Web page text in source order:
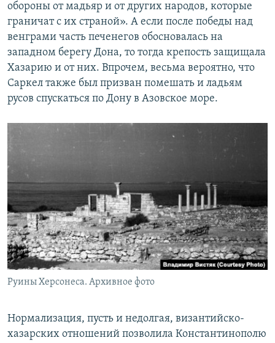
обороны от мадьяр и от других народов, которые
граничат с их страной». А если после победы над
венграми часть печенегов обосновалась на
западном берегу Дона, то тогда крепость защищала
Хазарию и от них. Впрочем, весьма вероятно, что
Саркел также был призван помешать и ладьям
русов спускаться по Дону в Азовское море.
Руины Херсонеса. Архивное фото
Нормализация, пусть и недолгая, византийско-
хазарских отношений позволила Константинополю